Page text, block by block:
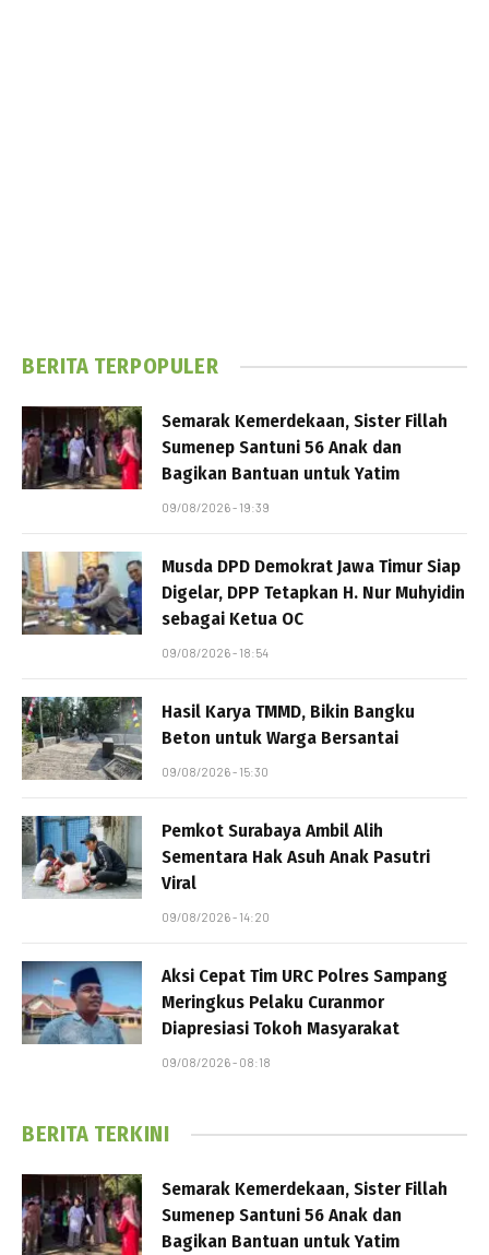
BERITA TERPOPULER
Semarak Kemerdekaan, Sister Fillah
Sumenep Santuni 56 Anak dan
Bagikan Bantuan untuk Yatim
09/08/2026 - 19:39
Musda DPD Demokrat Jawa Timur Siap
Digelar, DPP Tetapkan H. Nur Muhyidin
sebagai Ketua OC
09/08/2026 - 18:54
Hasil Karya TMMD, Bikin Bangku
Beton untuk Warga Bersantai
09/08/2026 - 15:30
Pemkot Surabaya Ambil Alih
Sementara Hak Asuh Anak Pasutri
Viral
09/08/2026 - 14:20
Aksi Cepat Tim URC Polres Sampang
Meringkus Pelaku Curanmor
Diapresiasi Tokoh Masyarakat
09/08/2026 - 08:18
BERITA TERKINI
Semarak Kemerdekaan, Sister Fillah
Sumenep Santuni 56 Anak dan
Bagikan Bantuan untuk Yatim